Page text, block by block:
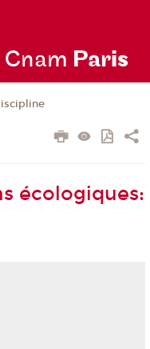
Cnam Paris
écologiques: